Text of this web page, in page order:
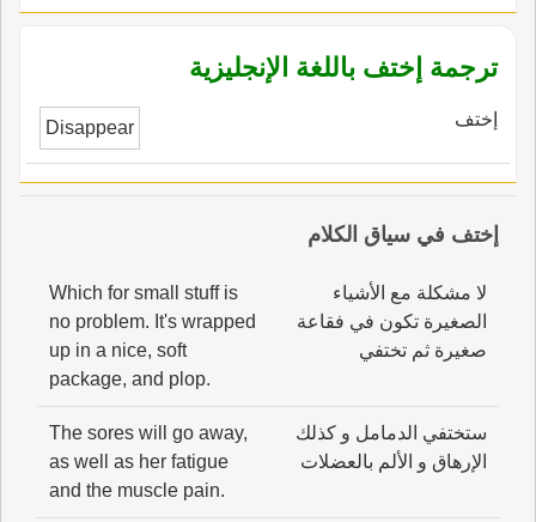
ترجمة إختف باللغة الإنجليزية
إختف Disappear
إختف في سياق الكلام
لا مشكلة مع الأشياء
الصغيرة تكون في فقاعة
صغيرة ثم تختفي
Which for small stuff is
no problem. It's wrapped
up in a nice, soft
package, and plop.
ستختفي الدمامل و كذلك
الإرهاق و الألم بالعضلات
The sores will go away,
as well as her fatigue
and the muscle pain.